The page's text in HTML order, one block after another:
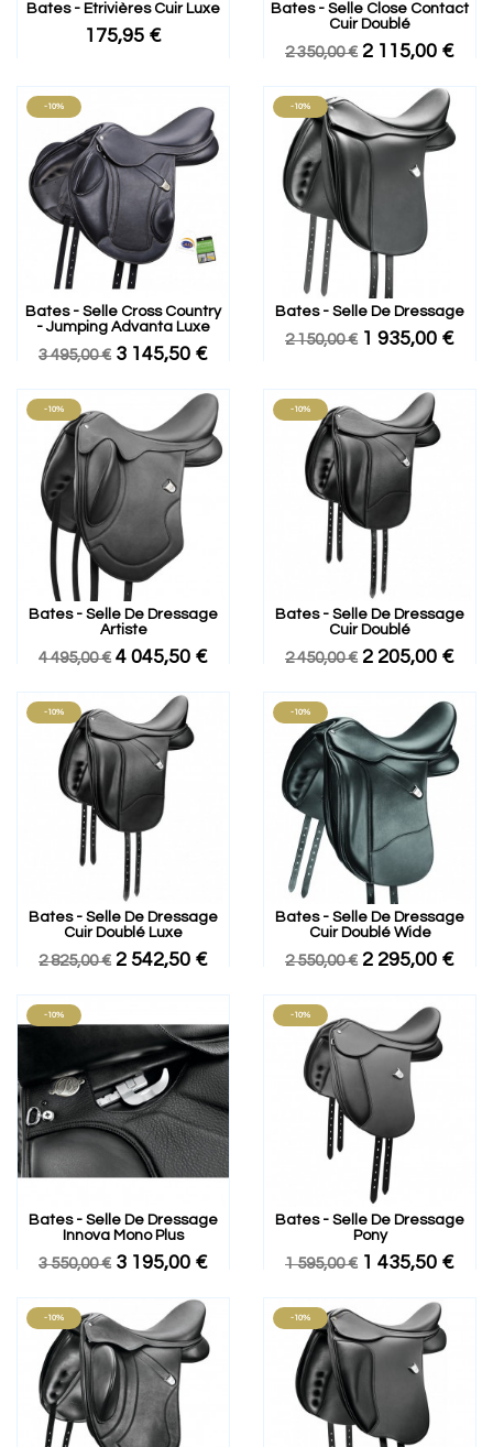
Bates - Etrivières Cuir Luxe
175,95 €
Bates - Selle Close Contact
Cuir Doublé
2 350,00 € 2 115,00 €
Bates - Selle Cross Country
- Jumping Advanta Luxe
3 495,00 € 3 145,50 €
-10%
Bates - Selle De Dressage
2 150,00 € 1 935,00 €
-10%
Bates - Selle De Dressage
Artiste
4 495,00 € 4 045,50 €
-10%
Bates - Selle De Dressage
Cuir Doublé
2 450,00 € 2 205,00 €
-10%
Bates - Selle De Dressage
Cuir Doublé Luxe
2 825,00 € 2 542,50 €
-10%
Bates - Selle De Dressage
Cuir Doublé Wide
2 550,00 € 2 295,00 €
-10%
Bates - Selle De Dressage
Innova Mono Plus
3 550,00 € 3 195,00 €
-10%
Bates - Selle De Dressage
Pony
1 595,00 € 1 435,50 €
-10%
-10% -10%